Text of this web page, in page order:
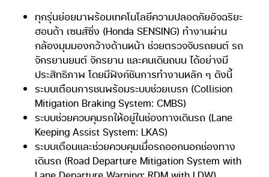
ทุกรุ่นย่อยมาพร้อมเทคโนโลยีความปลอดภัยอัจฉริยะ
ฮอนด้า เซนส์ซิ่ง (Honda SENSING) ทำงานผ่าน
กล้องมุมมองกว้างด้านหน้า ช่วยตรวจจับรถยนต์ รถ
จักรยานยนต์ จักรยาน และคนเดินถนน ได้อย่างมี
ประสิทธิภาพ โดยมีฟังก์ชันการทำงานหลัก ๆ ดังนี้
ระบบเตือนการชนพร้อมระบบช่วยเบรก (Collision
Mitigation Braking System: CMBS)
ระบบช่วยควบคุมรถให้อยู่ในช่องทางเดินรถ (Lane
Keeping Assist System: LKAS)
ระบบเตือนและช่วยควบคุมเมื่อรถออกนอกช่องทาง
เดินรถ (Road Departure Mitigation System with